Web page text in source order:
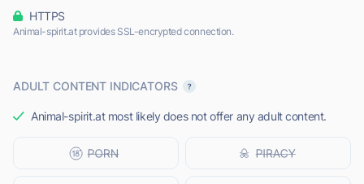
HTTPS
Animal-spirit.at provides SSL-encrypted connection.
ADULT CONTENT INDICATORS
Animal-spirit.at most likely does not offer any adult content.